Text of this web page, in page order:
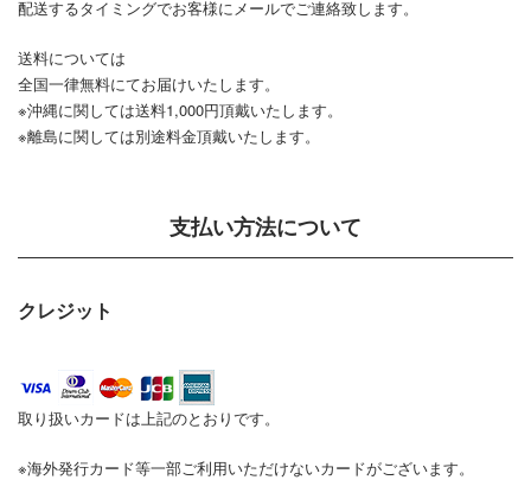
配送するタイミングでお客様にメールでご連絡致します。
送料については
全国一律無料にてお届けいたします。
※沖縄に関しては送料1,000円頂戴いたします。
※離島に関しては別途料金頂戴いたします。
支払い方法について
クレジット
取り扱いカードは上記のとおりです。
※海外発行カード等一部ご利用いただけないカードがございます。